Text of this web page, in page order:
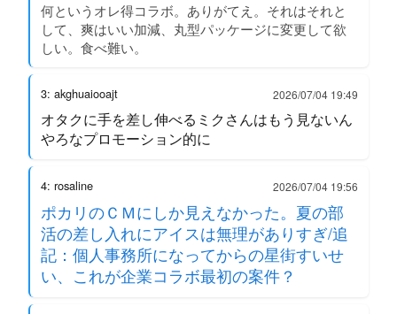
何というオレ得コラボ。ありがてえ。それはそれと
して、爽はいい加減、丸型パッケージに変更して欲
しい。食べ難い。
3: akghuaiooajt 2026/07/04 19:49
オタクに手を差し伸べるミクさんはもう見ないん
やろなプロモーション的に
4: rosaline 2026/07/04 19:56
ポカリのＣＭにしか見えなかった。夏の部
活の差し入れにアイスは無理がありすぎ/追
記：個人事務所になってからの星街すいせ
い、これが企業コラボ最初の案件？